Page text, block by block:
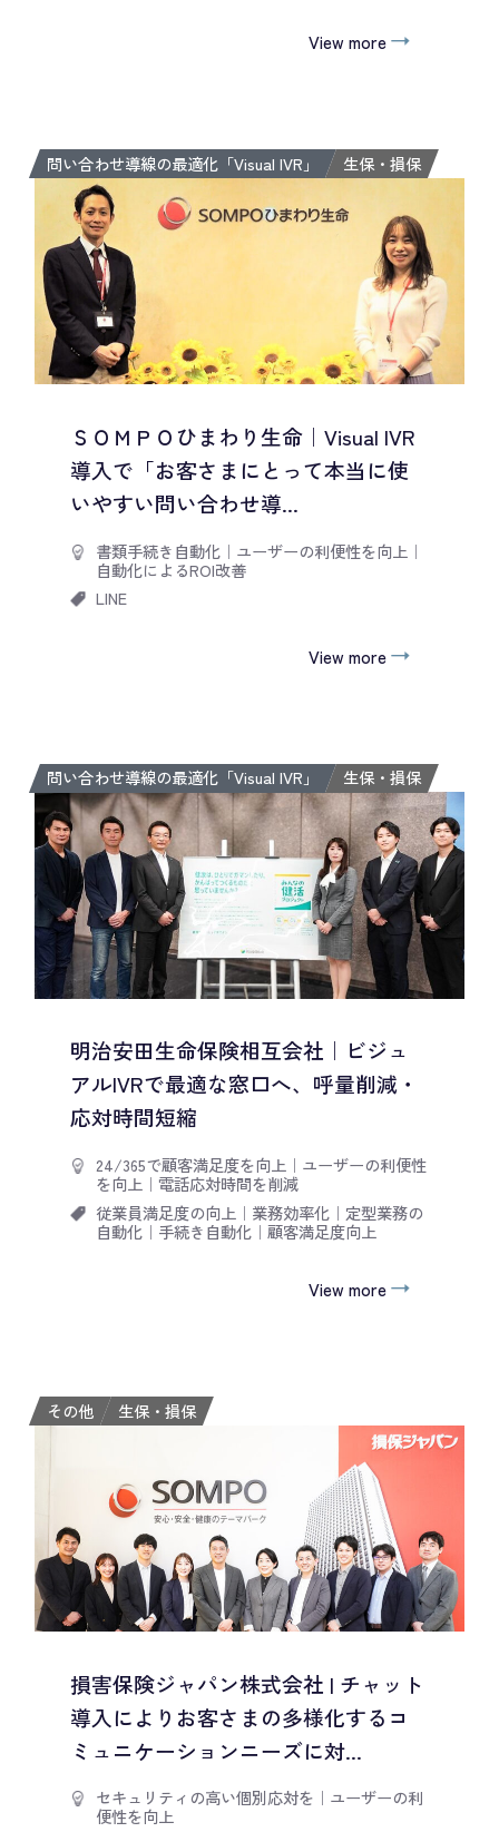
View more
問い合わせ導線の最適化「Visual IVR」 生保・損保
ＳＯＭＰＯひまわり生命｜Visual IVR
導入で「お客さまにとって本当に使
いやすい問い合わせ導...
書類手続き自動化｜ ユーザーの利便性を向上 ｜
自動化によるROI改善
LINE
View more
問い合わせ導線の最適化「Visual IVR」 生保・損保
明治安田生命保険相互会社｜ビジュ
アルIVRで最適な窓口へ、呼量削減・
応対時間短縮
24/365で顧客満足度を向上 ｜ ユーザーの利便性
を向上 ｜ 電話応対時間を削減
従業員満足度の向上 ｜ 業務効率化｜ 定型業務の
自動化｜ 手続き自動化｜ 顧客満足度向上
View more
その他 生保・損保
損害保険ジャパン株式会社 | チャット
導入によりお客さまの多様化するコ
ミュニケーションニーズに対...
セキュリティの高い個別応対を ｜ ユーザーの利
便性を向上